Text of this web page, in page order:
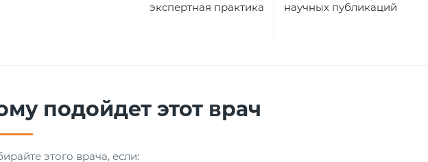
экспертная практика научных публикаций
подойдет этот врач
этого врача, если: